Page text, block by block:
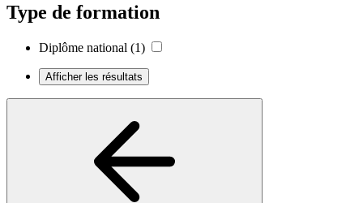
Type de formation
Diplôme national (1)
Afficher les résultats